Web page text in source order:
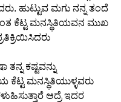
ಹುಟ್ಟುವ ಮಗು ನನ್ನ ತಂದೆ
ಕೆಟ್ಟ ಮನಸ್ಥಿತಿಯವನ ಮುಖ
ಕಷ್ಟವನ್ನು
ಕೆಟ್ಟ ಮನಸ್ಥಿತಿಯುಳ್ಳವರು
ಆದ್ರೆ ಇದರ